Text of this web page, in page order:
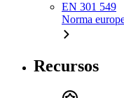
EN 301 549
Norma
Recursos